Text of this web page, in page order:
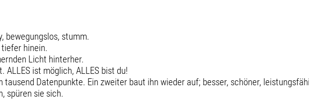
bewegungslos, stumm.
hinein.
Licht hinterher.
ist möglich, ALLES bist du!
Datenpunkte. Ein zweiter baut ihn wieder auf; besser, schöner,
spüren sie sich.